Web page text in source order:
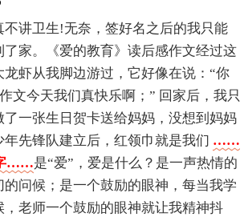
不讲卫生!无奈，签好名之后的我只能
家。《爱的教育》读后感作文经过这
龙虾从我脚边游过，它好像在说：“你
文今天我们真快乐啊；” 回家后，我只
一张生日贺卡送给妈妈，没想到妈妈
年先锋队建立后，红领巾就是我们 ……
……是“爱”，爱是什么？是一声热情的
问候；是一个鼓励的眼神，每当我学
，老师一个鼓励的眼神就让我精神抖